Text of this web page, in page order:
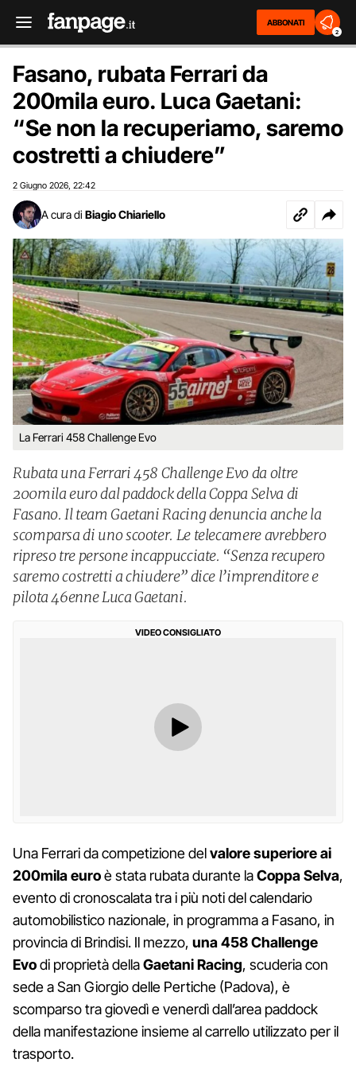
ABBONATI
2
Fasano, rubata Ferrari da
200mila euro. Luca Gaetani:
“Se non la recuperiamo, saremo
costretti a chiudere”
2 Giugno 2026 22:42
A cura di Biagio Chiariello
La Ferrari 458 Challenge Evo
Rubata una Ferrari 458 Challenge Evo da oltre
200mila euro dal paddock della Coppa Selva di
Fasano. Il team Gaetani Racing denuncia anche la
scomparsa di uno scooter. Le telecamere avrebbero
ripreso tre persone incappucciate. “Senza recupero
saremo costretti a chiudere” dice l’imprenditore e
pilota 46enne Luca Gaetani.
VIDEO CONSIGLIATO
Una Ferrari da competizione delvalore superiore ai
200mila euroè stata rubata durante laCoppa Selva,
evento di cronoscalata tra i più noti del calendario
automobilistico nazionale, in programma a Fasano, in
provincia di Brindisi. Il mezzo, una 458 Challenge
Evodi proprietà dellaGaetani Racing, scuderia con
sede a San Giorgio delle Pertiche (Padova), è
scomparso tra giovedì e venerdì dall’area paddock
della manifestazione insieme al carrello utilizzato per il
trasporto.